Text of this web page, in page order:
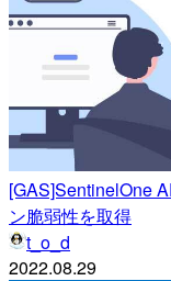
[GAS]SentinelOne
ン脆弱性を取得
t_o_d
2022.08.29